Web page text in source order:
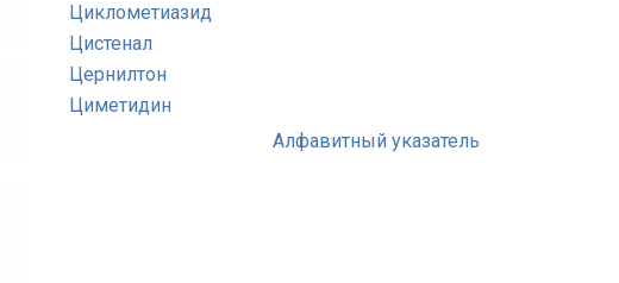
Циклометиазид
Цистенал
Цернилтон
Циметидин
Алфавитный указатель